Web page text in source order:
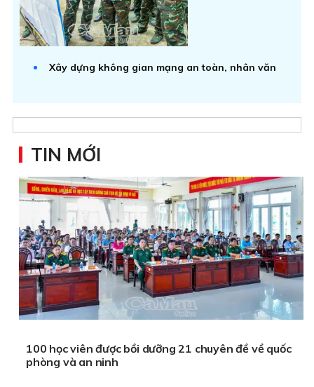
Xây dựng không gian mạng an toàn, nhân văn
TIN MỚI
100 học viên được bồi dưỡng 21 chuyên đề về quốc
phòng và an ninh